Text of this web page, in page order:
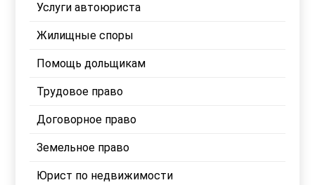
Услуги автоюриста
Жилищные споры
Помощь дольщикам
Трудовое право
Договорное право
Земельное право
Юрист по недвижимости